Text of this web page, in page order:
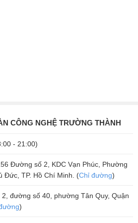
bộ dàn chuyên nghiệp của phòng
tiệc,….
cục đẩy Yamaha P7000Svà cảm nhận
mang lại nhé.
CÔNG NGHỆ TRƯỜNG THÀNH
- 21:00)
Đường số 2, KDC Vạn Phúc, Phường
Đức, TP. Hồ Chí Minh. (Chỉ đường)
2, đường số 40, phường Tân Quy, Quận
)